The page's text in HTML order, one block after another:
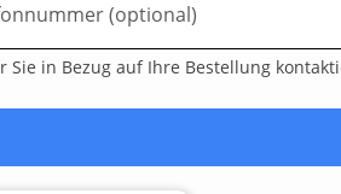
(optional)
Sie in Bezug auf Ihre Bestellung